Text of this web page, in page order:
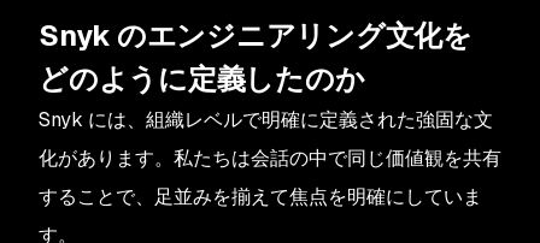
Snyk のエンジニアリング文化を
どのように定義したのか
Snyk には、組織レベルで明確に定義された強固な文
化があります。私たちは会話の中で同じ価値観を共有
することで、足並みを揃えて焦点を明確にしていま
す。